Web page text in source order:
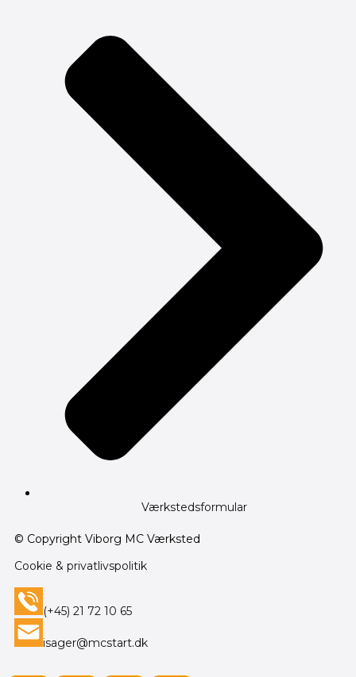
Værkstedsformular
© Copyright Viborg MC Værksted
Cookie & privatlivspolitik
(+45) 21 72 10 65
isager@mcstart.dk